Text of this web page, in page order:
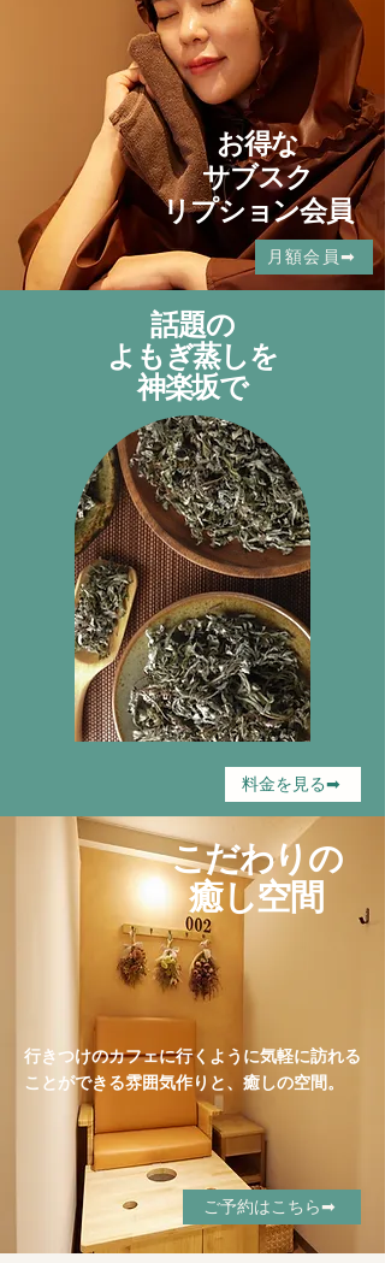
お得な
サブスク
リプション会員​
月額会員➡︎
話題の
よもぎ蒸しを
神楽坂で
料金を見る➡︎
こだわりの
癒し空間
行きつけのカフェに行くように気軽に訪れる
ことができる雰囲気作りと、癒しの空間。
ご予約はこちら➡︎